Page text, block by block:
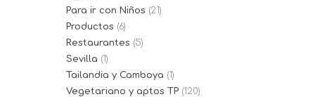
Para ir con Niños (21)
Productos (6)
Restaurantes (5)
Sevilla (1)
Tailandia y Camboya (1)
Vegetariano y aptos TP (120)